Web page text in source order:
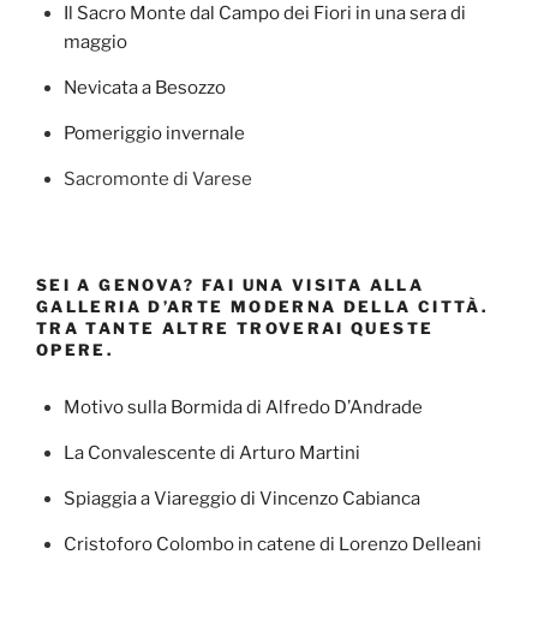
Il Sacro Monte dal Campo dei Fiori in una sera di
maggio
Nevicata a Besozzo
Pomeriggio invernale
Sacromonte di Varese
SEI A GENOVA? FAI UNA VISITA ALLA
GALLERIA D’ARTE MODERNA DELLA CITTÀ.
TRA TANTE ALTRE TROVERAI QUESTE
OPERE.
Motivo sulla Bormida di Alfredo D’Andrade
La Convalescente di Arturo Martini
Spiaggia a Viareggio di Vincenzo Cabianca
Cristoforo Colombo in catene di Lorenzo Delleani